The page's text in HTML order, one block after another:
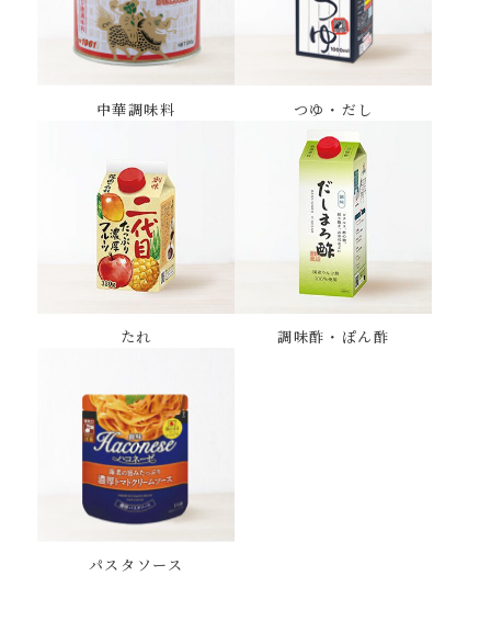
中華調味料 つゆ・だし
たれ 調味酢・ぽん酢
パスタソース